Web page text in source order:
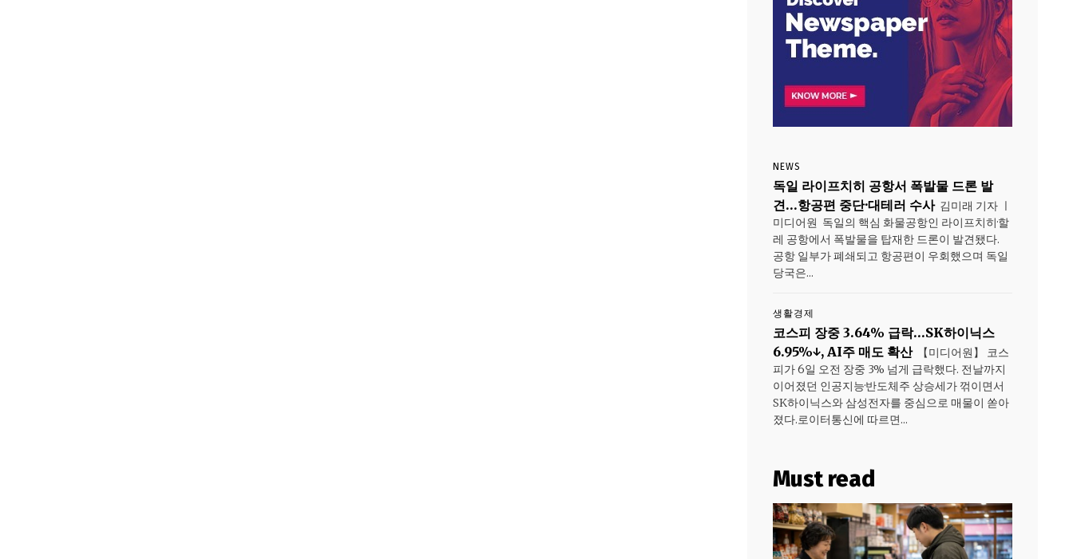
NEWS
독일 라이프치히 공항서 폭발물 드론 발
견…항공편 중단·대테러 수사 김미래 기자 ㅣ
미디어원 독일의 핵심 화물공항인 라이프치히·할
레 공항에서 폭발물을 탑재한 드론이 발견됐다.
공항 일부가 폐쇄되고 항공편이 우회했으며 독일
당국은...
생활경제
코스피 장중 3.64% 급락…SK하이닉스
6.95%↓, AI주 매도 확산
【미디어원】 코스
피가 6일 오전 장중 3% 넘게 급락했다. 전날까지
이어졌던 인공지능·반도체주 상승세가 꺾이면서
SK하이닉스와 삼성전자를 중심으로 매물이 쏟아
졌다.로이터통신에 따르면...
Must read